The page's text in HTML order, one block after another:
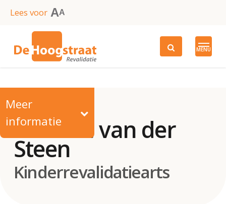
SkipLees voor AA
MENU
Meer
informatie
Drs. I. A. van der
Steen
Kinderrevalidatiearts